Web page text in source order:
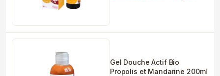
Gel Douche Actif Bio
Propolis et Mandarine 200ml